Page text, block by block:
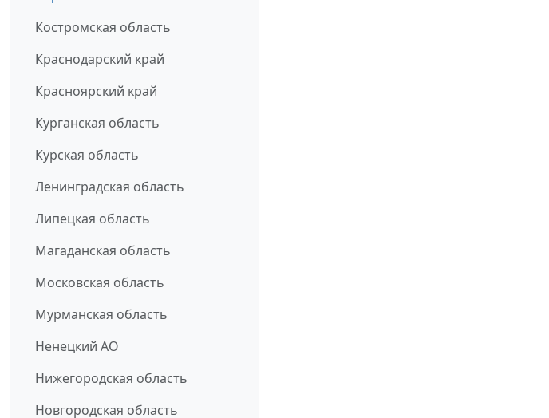
Костромская область
Краснодарский край
Красноярский край
Курганская область
Курская область
Ленинградская область
Липецкая область
Магаданская область
Московская область
Мурманская область
Ненецкий АО
Нижегородская область
Новгородская область